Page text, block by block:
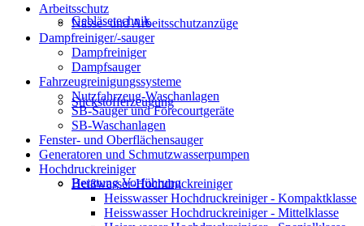
Gebläsetechnik
Stickstofferzeugung
Beratung Vorführung
Arbeitsschutz
Nässe- und Arbeitsschutzanzüge
Dampfreiniger/-sauger
Dampfreiniger
Dampfsauger
Fahrzeugreinigungssysteme
Nutzfahrzeug-Waschanlagen
SB-Sauger und Forecourtgeräte
SB-Waschanlagen
Fenster- und Oberflächensauger
Generatoren und Schmutzwasserpumpen
Hochdruckreiniger
Heißwasser-Hochdruckreiniger
Heisswasser Hochdruckreiniger - Kompaktklasse
Heisswasser Hochdruckreiniger - Mittelklasse